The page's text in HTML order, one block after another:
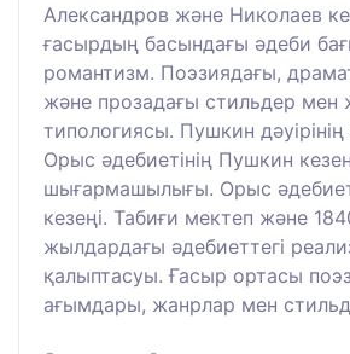
Александров және Николаев
ғасырдың басындағы әдеби
романтизм. Поэзиядағы,
және прозадағы стильдер мен
типологиясы. Пушкин
Орыс әдебиетінің Пушкин
шығармашылығы. Орыс
кезеңі. Табиғи мектеп және
жылдардағы әдебиеттегі
қалыптасуы. Ғасыр ортасы
ағымдары, жанрлар мен